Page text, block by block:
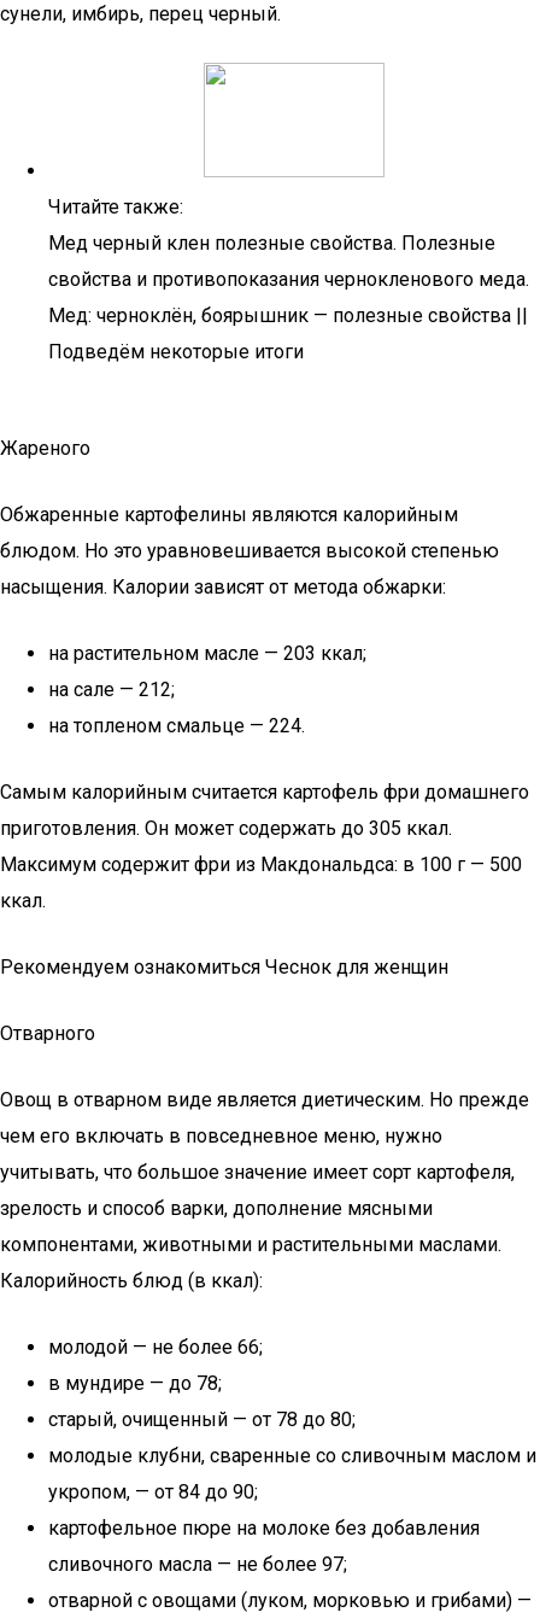
сунели, имбирь, перец черный.
Читайте также:
Мед черный клен полезные свойства. Полезные
свойства и противопоказания чернокленового меда.
Мед: черноклён, боярышник — полезные свойства ||
Подведём некоторые итоги
Жареного
Обжаренные картофелины являются калорийным
блюдом. Но это уравновешивается высокой степенью
насыщения. Калории зависят от метода обжарки:
на растительном масле — 203 ккал;
на сале — 212;
на топленом смальце — 224.
Самым калорийным считается картофель фри домашнего
приготовления. Он может содержать до 305 ккал.
Максимум содержит фри из Макдональдса: в 100 г — 500
ккал.
Рекомендуем ознакомиться Чеснок для женщин
Отварного
Овощ в отварном виде является диетическим. Но прежде
чем его включать в повседневное меню, нужно
учитывать, что большое значение имеет сорт картофеля,
зрелость и способ варки, дополнение мясными
компонентами, животными и растительными маслами.
Калорийность блюд (в ккал):
молодой — не более 66;
в мундире — до 78;
старый, очищенный — от 78 до 80;
молодые клубни, сваренные со сливочным маслом и
укропом, — от 84 до 90;
картофельное пюре на молоке без добавления
сливочного масла — не более 97;
отварной с овощами (луком, морковью и грибами) —